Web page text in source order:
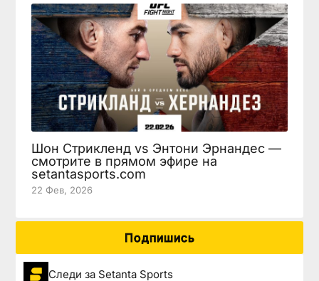
Шон Стрикленд vs Энтони Эрнандес —
смотрите в прямом эфире на
setantasports.com
22 Фев, 2026
Подпишись
Следи за Setanta Sports